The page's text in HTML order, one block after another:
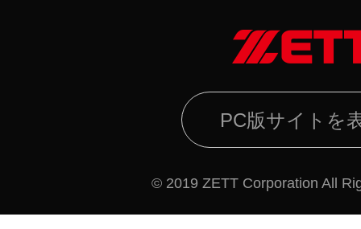
PC版サイトを
© 2019 ZETT Corporation All